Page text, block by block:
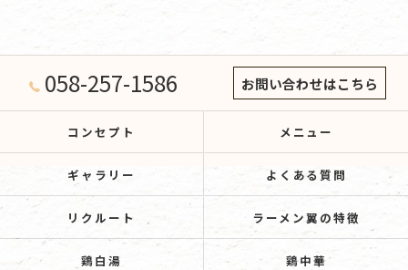
058-257-1586 お問い合わせはこちら
コンセプト メニュー
ギャラリー よくある質問
リクルート ラーメン翼の特徴
鶏白湯 鶏中華